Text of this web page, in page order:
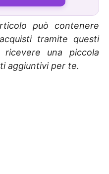
può contenere
tramite questi
una piccola
aggiuntivi per te.